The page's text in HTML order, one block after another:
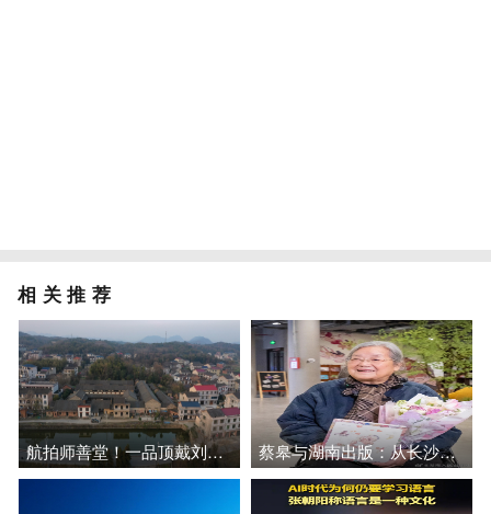
相关推荐
航拍师善堂！一品顶戴刘连捷府邸，孙水河边的湘军巨宅 蔡皋与湖南出版：从长沙编辑室到加拿大颁奖台，万水千山始终携手前行